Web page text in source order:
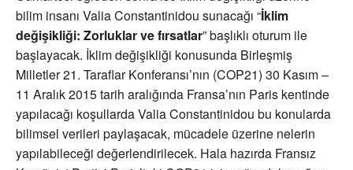
bilim insanı Valia Constantinidou sunacağı “İklim
değişikliği: Zorluklar ve fırsatlar” başlıklı oturum ile
başlayacak. İklim değişikliği konusunda Birleşmiş
Milletler 21. Taraflar Konferansı’nın (COP21) 30 Kasım –
11 Aralık 2015 tarih aralığında Fransa’nın Paris kentinde
yapılacağı koşullarda Valia Constantinidou bu konularda
bilimsel verileri paylaşacak, mücadele üzerine nelerin
yapılabileceği değerlendirilecek. Hala hazırda Fransız